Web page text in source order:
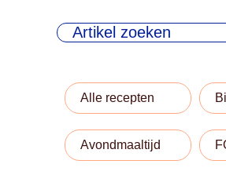
Alle recepten
Avondmaaltijd